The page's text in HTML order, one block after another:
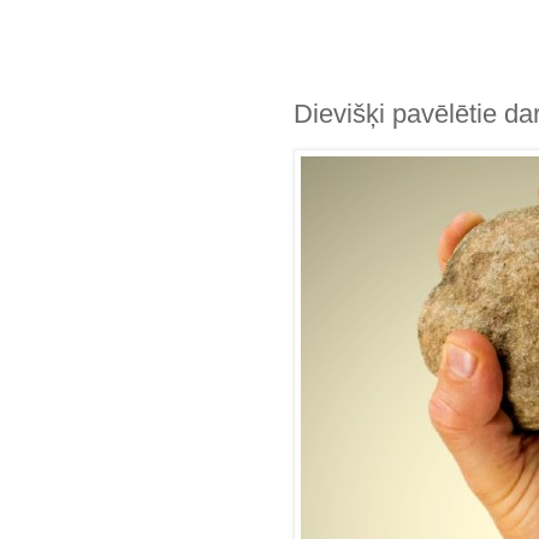
Dievišķi pavēlētie